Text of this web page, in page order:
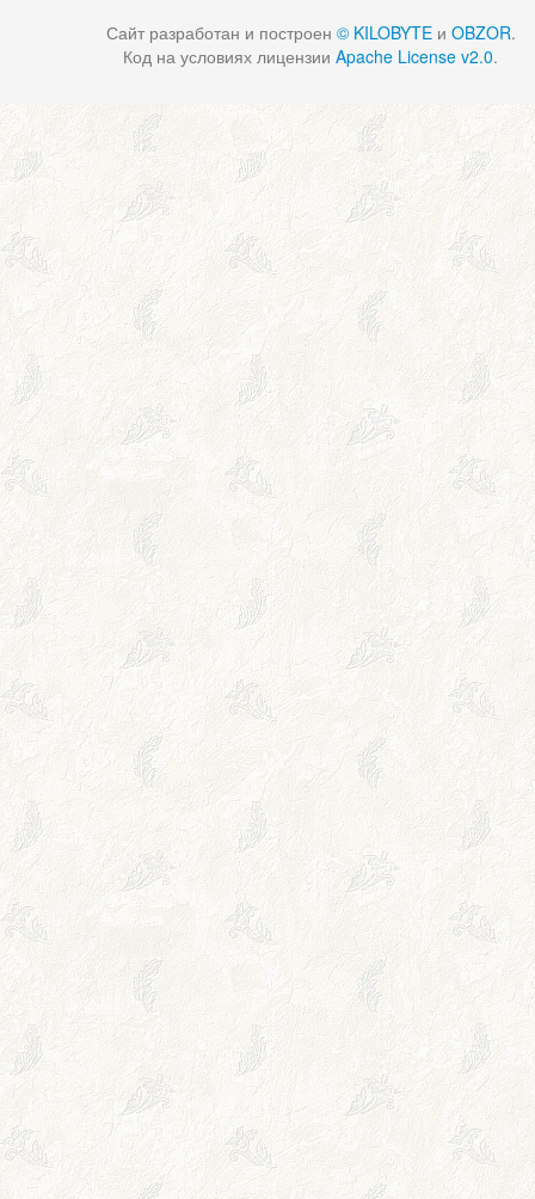
Сайт разработан и построен © KILOBYTEи OBZOR.
Код на условиях лицензии Apache License v2.0.